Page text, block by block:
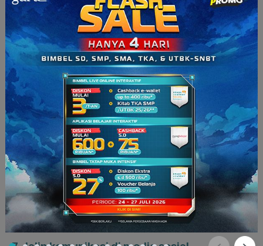
Tidak dipungkiri bahwa pemberitaan berkala tentang COVID-
19 ini, sedikit banyak akan memengaruhi kejiwaan sebagai
orang tua. Khawatir tentang penularan kepada buah hati
menjadi hal yang sebenarnya wajar. Kelola rasa khawatir Anda
dengan baik, maka rasa stres pun ikut terkontrol dengan baik.
Seandainya pun rasa khawatir, cemas, dan takut tetap
menghantui pikiran Anda dan juga anak Anda, tidak ada
salahnya Anda menghubungi konselor/psikolog. Harapannya,
setelah berkonsultasi ini kekhawatiran Anda dan keluarga
terkait COVID-19 bisa berkurang.
6. Penuhi kebutuhan dasar
Selama belajar, bekerja di rumah, dan berkegiatan di rumah
pastikan kebutuhan dasar (dalam artian kebutuhan primer)
sudah terpenuhi. Stok makanan, minuman, paket internet, dan
kebutuhan lainnya harus diperhitungkan dengan matang.
Kurangi belanja kebutuhan yang sekiranya bisa ditunda
terlebih dahulu.